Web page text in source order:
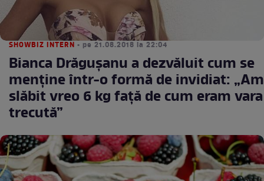
SHOWBIZ INTERN • pe 21.08.2018 la 22:04
Bianca Drăgușanu a dezvăluit cum se
menține într-o formă de invidiat: „Am
slăbit vreo 6 kg față de cum eram vara
trecută”